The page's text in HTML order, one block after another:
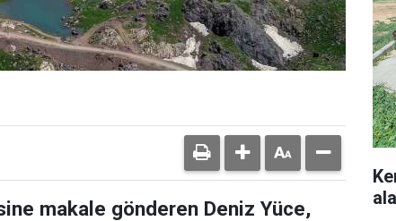
makale gönderen Deniz Yüce,